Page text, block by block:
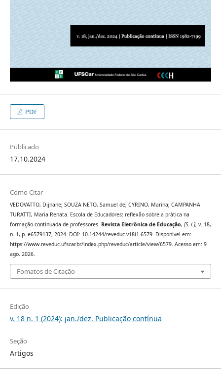
PDF
Publicado
17.10.2024
Como Citar
VEDOVATTO, Dijnane; SOUZA NETO, Samuel de; CYRINO, Marina; CAMPANHA
TURATTI, Maria Renata. Escola de Educadores: reflexão sobre a prática na
formação continuada de professores. Revista Eletrônica de Educação, [S. l.], v. 18,
n. 1, p. e6579137, 2024. DOI: 10.14244/reveduc.v18i1.6579. Disponível em:
https://www.reveduc.ufscar.br/index.php/reveduc/article/view/6579. Acesso em: 9
ago. 2026.
Fomatos de Citação
Edição
v. 18 n. 1 (2024): jan./dez. Publicação contínua
Seção
Artigos